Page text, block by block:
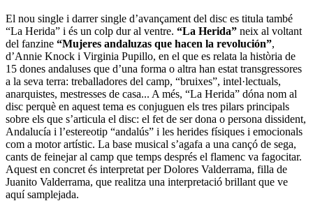
El nou single i darrer single d’avançament del disc es titula també
“La Herida” i és un colp dur al ventre. “La Herida” neix al voltant
del fanzine “Mujeres andaluzas que hacen la revolución”,
d’Annie Knock i Virginia Pupillo, en el que es relata la història de
15 dones andaluses que d’una forma o altra han estat transgressores
a la seva terra: treballadores del camp, “bruixes”, intel·lectuals,
anarquistes, mestresses de casa... A més, “La Herida” dóna nom al
disc perquè en aquest tema es conjuguen els tres pilars principals
sobre els que s’articula el disc: el fet de ser dona o persona dissident,
Andalucía i l’estereotip “andalús” i les herides físiques i emocionals
com a motor artístic. La base musical s’agafa a una cançó de sega,
cants de feinejar al camp que temps després el flamenc va fagocitar.
Aquest en concret és interpretat per Dolores Valderrama, filla de
Juanito Valderrama, que realitza una interpretació brillant que ve
aquí samplejada.